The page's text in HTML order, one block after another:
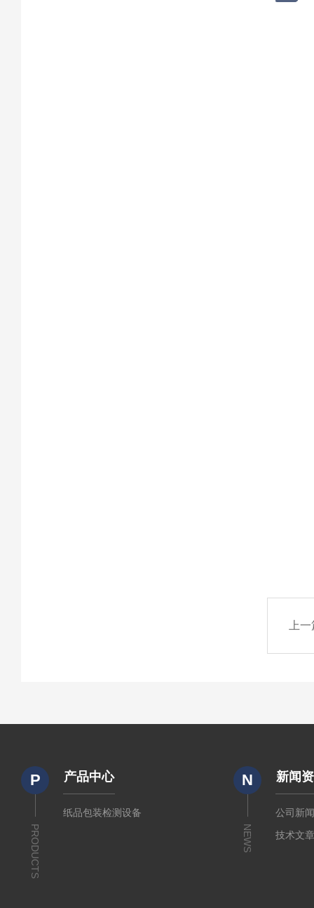
上
P
PRODUCTS
产品中心
纸品包装检测设备
N
NEWS
新闻
公司新
技术文